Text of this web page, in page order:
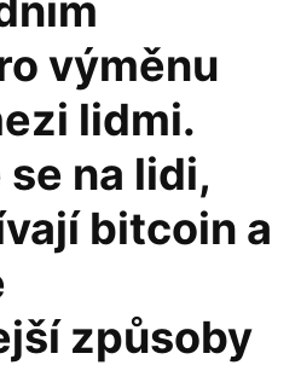
výměnu
lidmi.
na lidi,
bitcoin a
způsoby